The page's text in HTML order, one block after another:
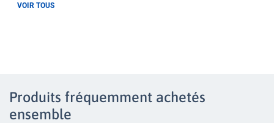
VOIR TOUS
Produits fréquemment achetés
ensemble